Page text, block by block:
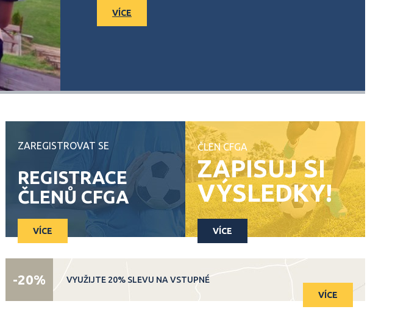
VÍCE
ZAREGISTROVAT SE
REGISTRACE
ČLENŮ CFGA
VÍCE
ČLEN CFGA
ZAPISUJ SI
VÝSLEDKY!
VÍCE
-20%
VYUŽIJTE 20% SLEVU NA VSTUPNÉ
VÍCE